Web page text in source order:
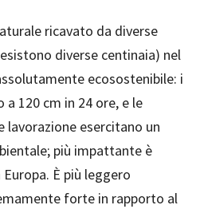
ricavato da diverse
diverse centinaia) nel
ecosostenibile: i
120 cm in 24 ore, e le
lavorazione esercitano un
più impattante è
È più leggero
forte in rapporto al